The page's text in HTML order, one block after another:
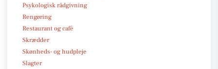
Psykologisk rådgivning
Rengøring
Restaurant og café
Skrædder
Skønheds- og hudpleje
Slagter